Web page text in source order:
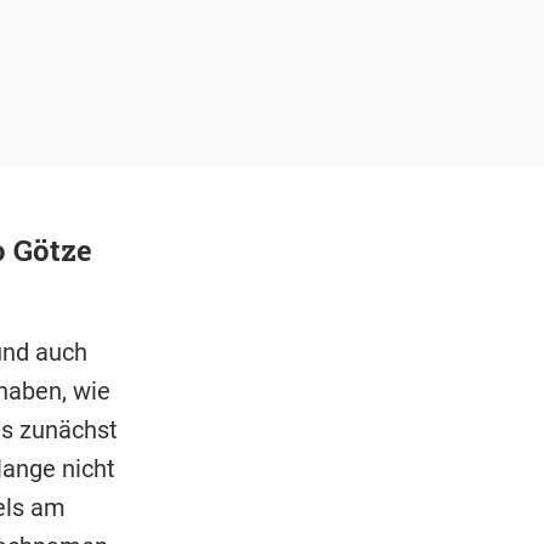
auch
wie
zunächst
nicht
am